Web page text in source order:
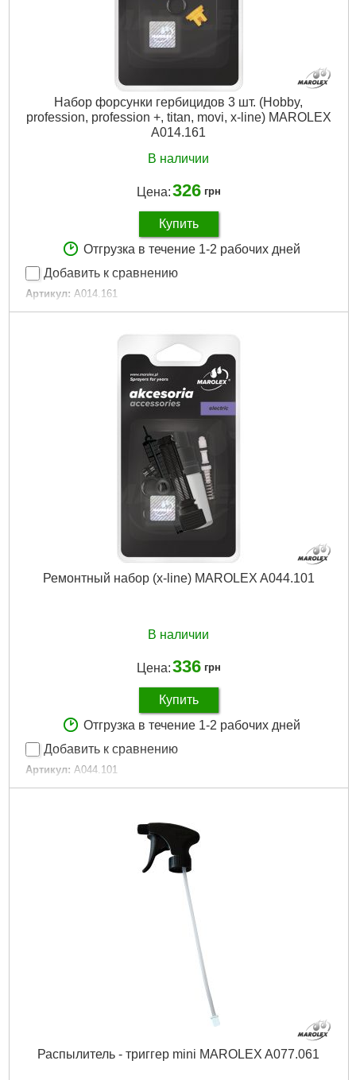
Набор форсунки гербицидов 3 шт. (Hobby,
profession, profession +, titan, movi, x-line) MAROLEX
A014.161
В наличии
Цена:326 грн
Купить
Отгрузка в течение 1-2 рабочих дней
Добавить к сравнению
Артикул: A014.161
Код товара: 24.36.03
Подробнее...
Ремонтный набор (x-line) MAROLEX A044.101
В наличии
Цена:336 грн
Купить
Отгрузка в течение 1-2 рабочих дней
Добавить к сравнению
Артикул: A044.101
Код товара: 24.36.34
Подробнее...
Распылитель - триггер mini MAROLEX A077.061